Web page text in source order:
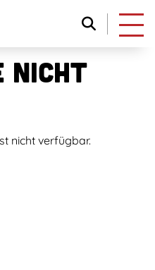
nicht
nicht verfügbar.